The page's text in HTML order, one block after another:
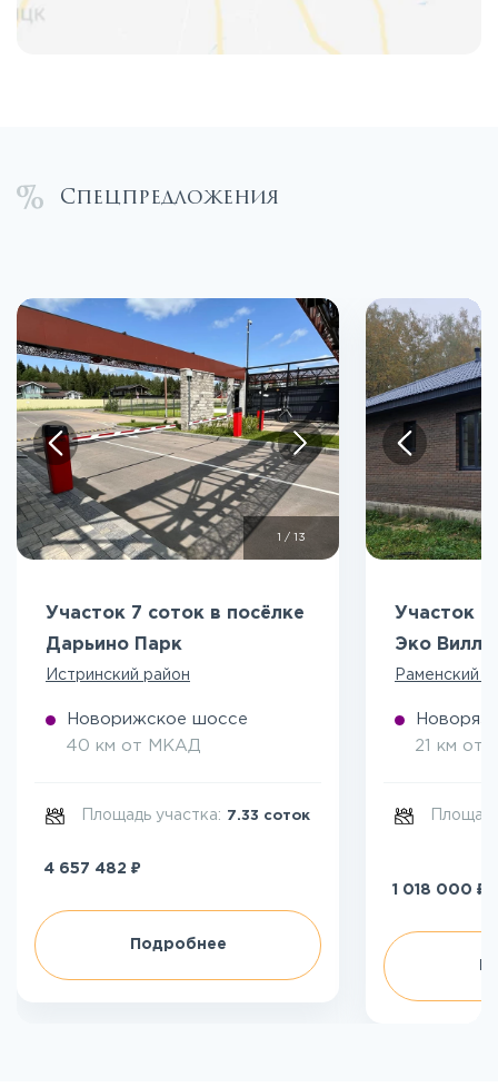
Спецпредложения
/ 13
Участок 7 соток в посёлке
Дарьино Парк
Истринский район
Новорижское шоссе
40 км от МКАД
Площадь участка: 7.33 соток
4 657 482 ₽
Подробнее
Участок 5
Эко
Раменский
21 км от
1 018 000 ₽